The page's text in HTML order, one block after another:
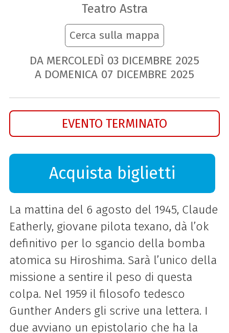
Teatro Astra
Cerca sulla mappa
DA MERCOLEDÌ 03 DICEMBRE 2025
A DOMENICA 07 DICEMBRE 2025
EVENTO TERMINATO
Acquista biglietti
La mattina del 6 agosto del 1945, Claude
Eatherly, giovane pilota texano, dà l’ok
definitivo per lo sgancio della bomba
atomica su Hiroshima. Sarà l’unico della
missione a sentire il peso di questa
colpa. Nel 1959 il filosofo tedesco
Gunther Anders gli scrive una lettera. I
due avviano un epistolario che ha la